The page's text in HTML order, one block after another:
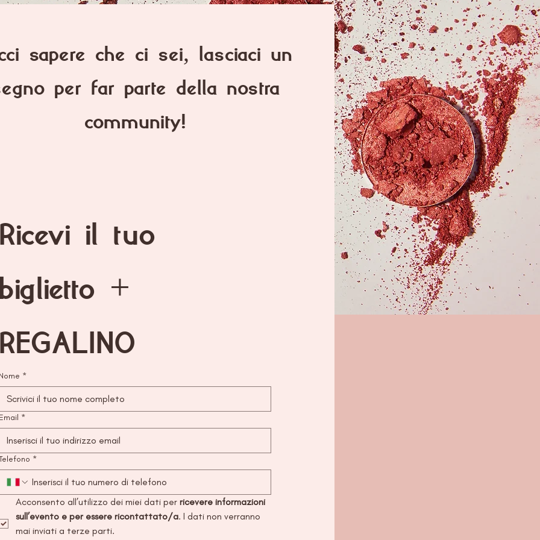
sapere che ci sei, lasciaci un
per far parte della nostra
community!
il tuo
+
*
*
*
Acconsento all’utilizzo dei miei dati per ricevere informazioni
sull’evento e per essere ricontattato/a. I dati non verranno